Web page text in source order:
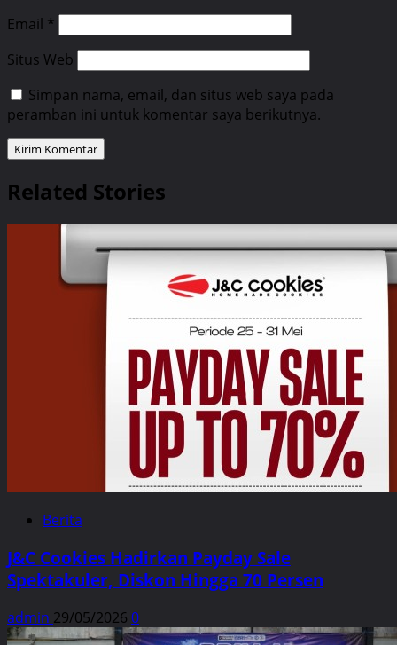
Email *
Situs Web
Simpan nama, email, dan situs web saya pada
peramban ini untuk komentar saya berikutnya.
Related Stories
Berita
J&C Cookies Hadirkan Payday Sale
Spektakuler, Diskon Hingga 70 Persen
admin 29/05/2026 0